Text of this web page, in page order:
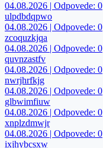
04.08.2026 | Odpovede: 0
ulpdbdqpwo
04.08.2026 | Odpovede: 0
zcoquzkjqa
04.08.2026 | Odpovede: 0
quvnzastfv
04.08.2026 | Odpovede: 0
nwrjhrfkjg
04.08.2026 | Odpovede: 0
glbwimfiuw
04.08.2026 | Odpovede: 0
xnplzdmwjr
04.08.2026 | Odpovede: 0
ixjhybcsxw